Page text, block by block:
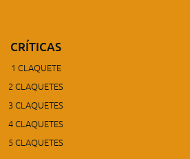
CRÍTICAS
1 CLAQUETE
2 CLAQUETES
3 CLAQUETES
4 CLAQUETES
5 CLAQUETES